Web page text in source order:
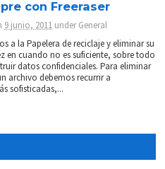
con Freeraser
9 junio, 2011 underGeneral
a la Papelera de reciclaje y eliminar su
en cuando no es suficiente, sobre todo
datos confidenciales. Para eliminar
archivo debemos recurrir a
sofisticadas,...